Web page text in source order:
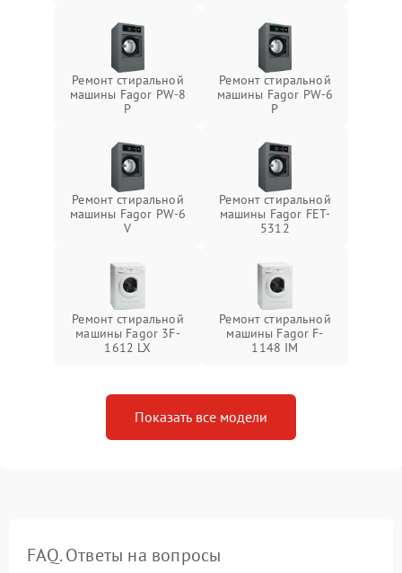
Ремонт стиральной
машины Fagor PW-8
P
Ремонт стиральной
машины Fagor PW-6
P
Ремонт стиральной
машины Fagor PW-6
V
Ремонт стиральной
машины Fagor FET-
5312
Ремонт стиральной
машины Fagor 3F-
1612 LX
Ремонт стиральной
машины Fagor F-
1148 IM
Показать все модели
FAQ. Ответы на вопросы